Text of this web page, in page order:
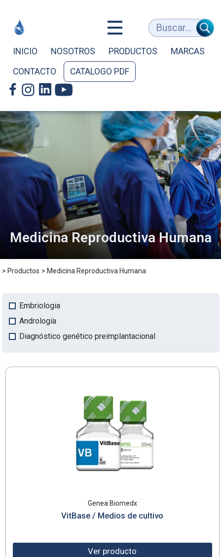
Equipos
Médicos
y
de
Laboratorio
-
MASED
Buscar...
INICIO NOSOTROS PRODUCTOS MARCAS
CONTACTO CATALOGO PDF
Medicina Reproductiva Humana
> Productos > Medicina Reproductiva Humana
Embriologia
Andrología
Diagnóstico genético preimplantacional
Genea Biomedx
VitBase / Medios de cultivo
Ver producto